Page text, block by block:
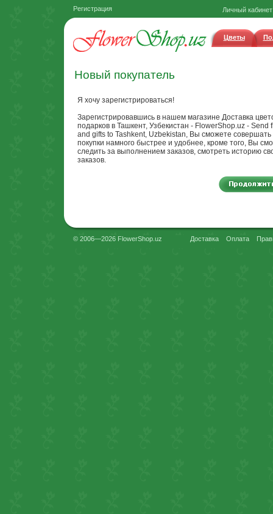
Регистрация Личный кабинет
Цветы
Новый покупатель
Я хочу зарегистрироваться!
Зарегистрировавшись в нашем магазине Доставка
подарков в Ташкент, Узбекистан - FlowerShop.uz - Send
and gifts to Tashkent, Uzbekistan, Вы сможете совершать
покупки намного быстрее и удобнее, кроме того, Вы
следить за выполнением заказов, смотреть историю
заказов.
© 2006—2026 FlowerShop.uz Доставка Оплата